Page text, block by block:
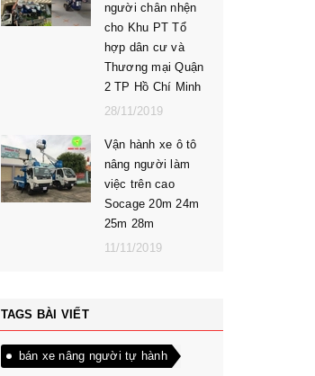
người chân nhện
cho Khu PT Tổ
hợp dân cư và
Thương mại Quận
2 TP Hồ Chí Minh
28/11/2019
Vận hành xe ô tô
nâng người làm
việc trên cao
Socage 20m 24m
25m 28m
11/11/2019
TAGS BÀI VIẾT
bán xe nâng người tự hành